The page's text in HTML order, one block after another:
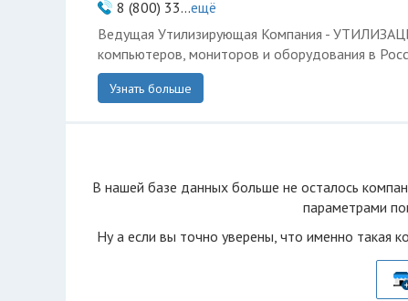
8 (800) 33...ещё
Ведущая Утилизирующая Компания -
компьютеров, мониторов и оборудования в
Узнать больше
В нашей базе данных больше не осталоcь
параметрами
Ну а если вы точно уверены, что именно такая